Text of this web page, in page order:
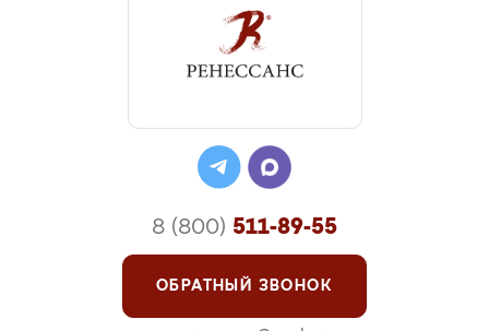
8 (800) 511-89-55
ОБРАТНЫЙ ЗВОНОК